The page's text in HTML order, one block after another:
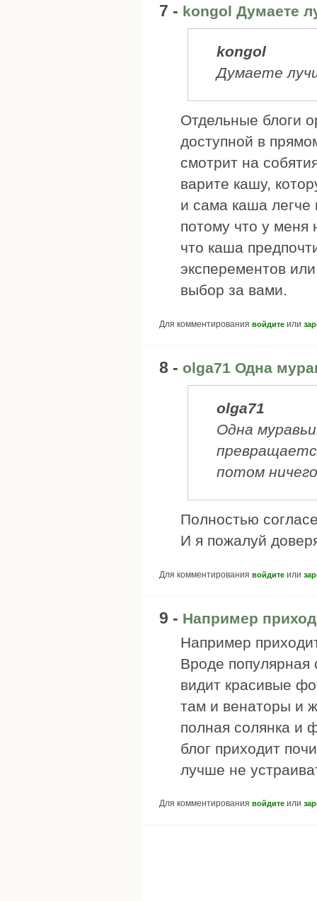
7 - kongol Думаете
kongol
Думаете
Отдельные блоги
доступной в
смотрит на
варите кашу,
и сама каша
потому что у меня
что каша
эксперементов
выбор за вами.
Для комментирования войдите или
8 - olga71 Одна
olga71
Одна
потом
Полностью
И я пожалуй
Для комментирования войдите или
9 - Например
Например
Вроде популярная
видит красивые
там и венаторы и
полная солянка и
блог приходит
лучше не
Для комментирования войдите или